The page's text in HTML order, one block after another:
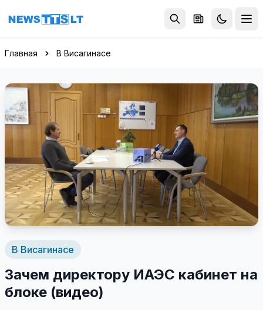
Перейти к содержимому
Главная В Висагинасе
В Висагинасе
Зачем директору ИАЭС кабинет на
блоке (видео)